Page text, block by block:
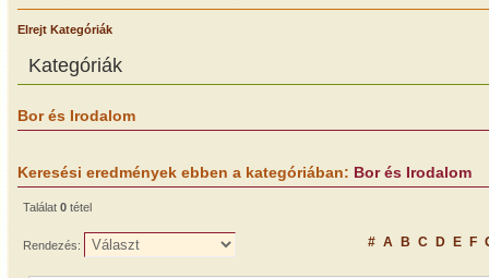
Elrejt Kategóriák
Kategóriák
Bor és Irodalom
Keresési eredmények ebben a kategóriában: Bor és Irodalom
Találat 0 tétel
Rendezés: # A B C D E F